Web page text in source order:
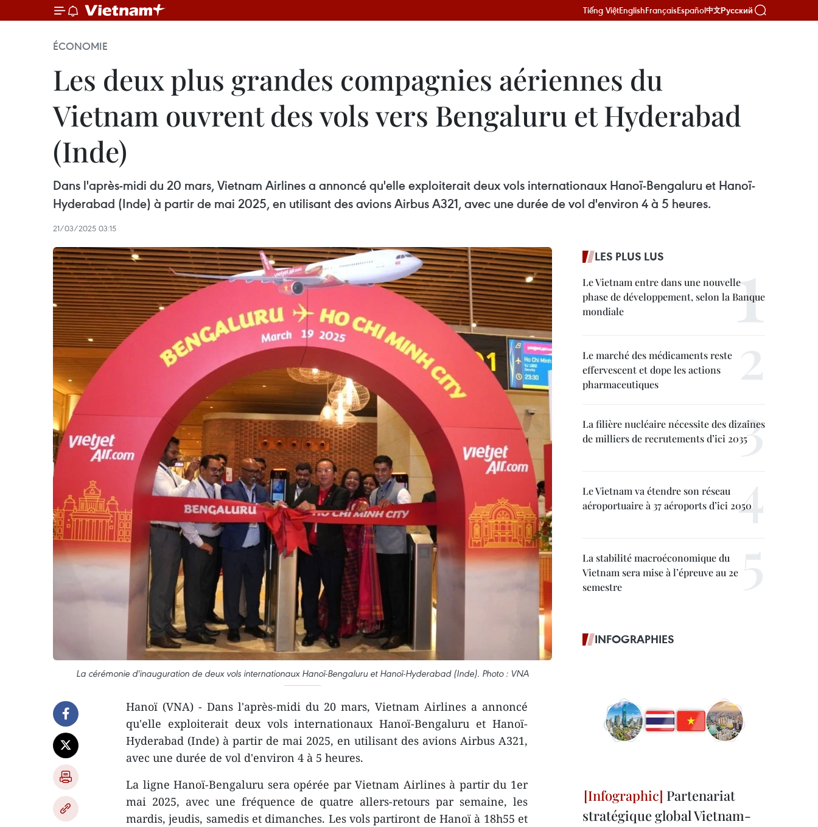
Tiếng ViệtEnglishFrançaisEspañol中文Русский
ÉCONOMIE
Les deux plus grandes compagnies aériennes du
Vietnam ouvrent des vols vers Bengaluru et Hyderabad
(Inde)
Dans l'après-midi du 20 mars, Vietnam Airlines a annoncé qu'elle exploiterait deux vols internationaux Hanoï-Bengaluru et Hanoï-
Hyderabad (Inde) à partir de mai 2025, en utilisant des avions Airbus A321, avec une durée de vol d'environ 4 à 5 heures.
21/03/2025 03:15
La cérémonie d'inauguration de deux vols internationaux Hanoï-Bengaluru et Hanoï-Hyderabad (Inde). Photo : VNA
Hanoï (VNA) - Dans l'après-midi du 20 mars, Vietnam Airlines a annoncé
qu'elle exploiterait deux vols internationaux Hanoï-Bengaluru et Hanoï-
Hyderabad (Inde) à partir de mai 2025, en utilisant des avions Airbus A321,
avec une durée de vol d'environ 4 à 5 heures.
La ligne Hanoï-Bengaluru sera opérée par Vietnam Airlines à partir du 1er
mai 2025, avec une fréquence de quatre allers-retours par semaine, les
mardis, jeudis, samedis et dimanches. Les vols partiront de Hanoï à 18h55 et
LES PLUS LUS
Le Vietnam entre dans une nouvelle
phase de développement, selon la Banque
mondiale
Le marché des médicaments reste
effervescent et dope les actions
pharmaceutiques
La filière nucléaire nécessite des dizaines
de milliers de recrutements d’ici 2035
Le Vietnam va étendre son réseau
aéroportuaire à 37 aéroports d’ici 2050
La stabilité macroéconomique du
Vietnam sera mise à l’épreuve au 2e
semestre
INFOGRAPHIES
Partenariat
stratégique global Vietnam-